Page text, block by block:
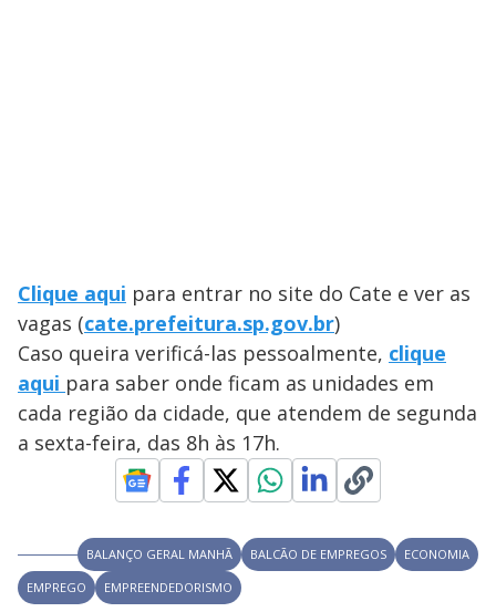
Clique aqui para entrar no site do Cate e ver as
vagas (cate.prefeitura.sp.gov.br)
Caso queira verificá-las pessoalmente, clique
aqui para saber onde ficam as unidades em
cada região da cidade, que atendem de segunda
a sexta-feira, das 8h às 17h.
BALANÇO GERAL MANHÃ BALCÃO DE EMPREGOS
ECONOMIA
EMPREGO
EMPREENDEDORISMO